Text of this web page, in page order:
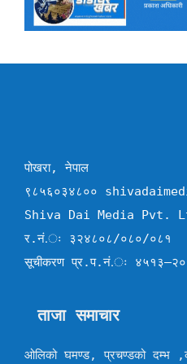
पोखरा, नेपाल
९८५६०३४८००
Shiva Dai Media Pvt.
र.नं.ः ३२४८०८/०८०/०८१
सूचीकरण प्र.प.नं.ः
ताजा समाचार
ओलिको घमण्ड, प्रचण्डको दम्भ